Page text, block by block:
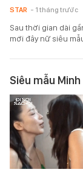
STAR - 1 tháng trước
Sau thời gian dài
mới đây nữ siêu
Siêu mẫu